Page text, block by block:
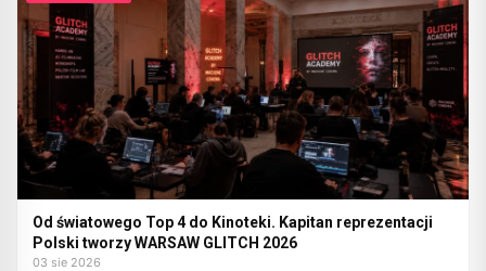
Od światowego Top 4 do Kinoteki. Kapitan reprezentacji
Polski tworzy WARSAW GLITCH 2026
03 sie 2026